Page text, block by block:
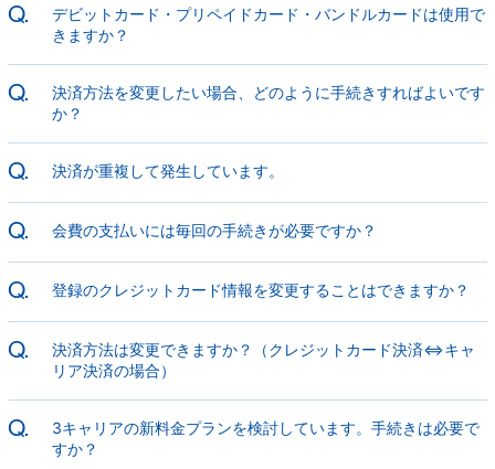
Q.
デビットカード・プリペイドカード・バンドルカードは使用で
きますか？
Q.
決済方法を変更したい場合、どのように手続きすればよいです
か？
Q. 決済が重複して発生しています。
Q. 会費の支払いには毎回の手続きが必要ですか？
Q. 登録のクレジットカード情報を変更することはできますか？
Q.
決済方法は変更できますか？（クレジットカード決済⇔キャ
リア決済の場合）
Q.
3キャリアの新料金プランを検討しています。手続きは必要で
すか？